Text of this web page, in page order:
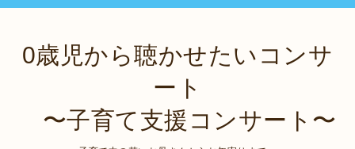
0歳児から聴かせたいコンサ
ート
〜子育て支援コンサート〜